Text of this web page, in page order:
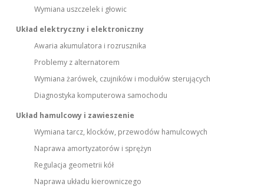
Wymiana uszczelek i głowic
Układ elektryczny i elektroniczny
Awaria akumulatora i rozrusznika
Problemy z alternatorem
Wymiana żarówek, czujników i modułów sterujących
Diagnostyka komputerowa samochodu
Układ hamulcowy i zawieszenie
Wymiana tarcz, klocków, przewodów hamulcowych
Naprawa amortyzatorów i sprężyn
Regulacja geometrii kół
Naprawa układu kierowniczego